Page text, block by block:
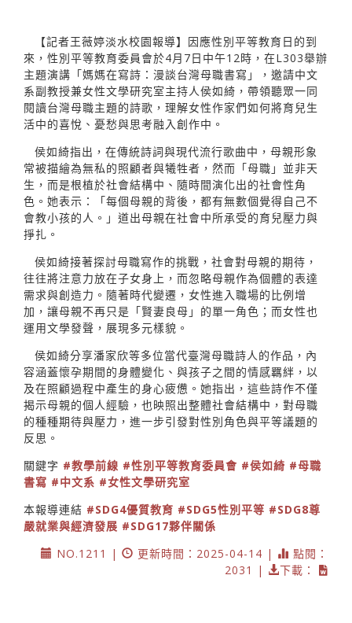
【記者王薇婷淡水校園報導】因應性別平等教育日的到
來，性別平等教育委員會於4月7日中午12時，在L303舉辦
主題演講「媽媽在寫詩：漫談台灣母職書寫」，邀請中文
系副教授兼女性文學研究室主持人侯如綺，帶領聽眾一同
閱讀台灣母職主題的詩歌，理解女性作家們如何將育兒生
活中的喜悅、憂愁與思考融入創作中。
侯如綺指出，在傳統詩詞與現代流行歌曲中，母親形象
常被描繪為無私的照顧者與犧牲者，然而「母職」並非天
生，而是根植於社會結構中、隨時間演化出的社會性角
色。她表示：「每個母親的背後，都有無數個覺得自己不
會教小孩的人。」道出母親在社會中所承受的育兒壓力與
掙扎。
侯如綺接著探討母職寫作的挑戰，社會對母親的期待，
往往將注意力放在子女身上，而忽略母親作為個體的表達
需求與創造力。隨著時代變遷，女性進入職場的比例增
加，讓母親不再只是「賢妻良母」的單一角色；而女性也
運用文學發聲，展現多元樣貌。
侯如綺分享潘家欣等多位當代臺灣母職詩人的作品，內
容涵蓋懷孕期間的身體變化、與孩子之間的情感羈絆，以
及在照顧過程中產生的身心疲憊。她指出，這些詩作不僅
揭示母親的個人經驗，也映照出整體社會結構中，對母職
的種種期待與壓力，進一步引發對性別角色與平等議題的
反思。
關鍵字 #教學前線 #性別平等教育委員會 #侯如綺 #母職
書寫 #中文系 #女性文學研究室
本報導連結 #SDG4優質教育 #SDG5性別平等 #SDG8尊
嚴就業與經濟發展 #SDG17夥伴關係
NO.1211 |
更新時間：2025-04-14 |
點閱：
2031 |
下載：